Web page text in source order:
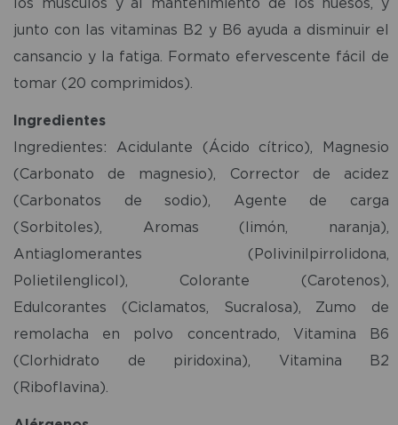
junto con las vitaminas B2 y B6 ayuda a disminuir el
cansancio y la fatiga. Formato efervescente fácil de
tomar (20 comprimidos).
Ingredientes
Ingredientes: Acidulante (Ácido cítrico), Magnesio
(Carbonato de magnesio), Corrector de acidez
(Carbonatos de sodio), Agente de carga
(Sorbitoles), Aromas (limón, naranja),
Antiaglomerantes (Polivinilpirrolidona,
Polietilenglicol), Colorante (Carotenos),
Edulcorantes (Ciclamatos, Sucralosa), Zumo de
remolacha en polvo concentrado, Vitamina B6
(Clorhidrato de piridoxina), Vitamina B2
(Riboflavina).